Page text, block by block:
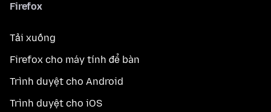
Firefox
Tải xuống
Firefox cho máy tính để bàn
Trình duyệt cho Android
Trình duyệt cho iOS